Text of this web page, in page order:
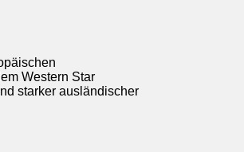
Western Star
starker ausländischer